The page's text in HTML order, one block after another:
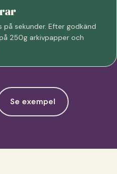
på sekunder. Efter godkänd
250g arkivpapper och
Se exempel